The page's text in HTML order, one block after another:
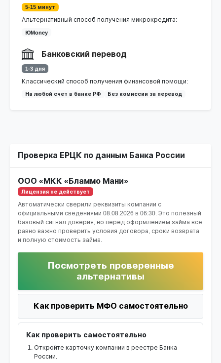
5-15 минут
Альтернативный способ получения микрокредита:
ЮMoney
Банковский перевод
1-3 дня
Классический способ получения финансовой помощи:
На любой счет в банке РФ Без комиссии за перевод
Проверка ЕРЦК по данным Банка России
ООО «МКК «Бламмо Мани»
Лицензия не действует
Автоматически сверили реквизиты компании с
официальными сведениями 08.08.2026 в 06:30 . Это полезный
базовый сигнал доверия, но перед оформлением займа все
равно важно проверить условия договора, сроки возврата
и полную стоимость займа.
Посмотреть проверенные
альтернативы
Как проверить МФО самостоятельно
Как проверить самостоятельно
Откройте карточку компании в реестре Банка
России.